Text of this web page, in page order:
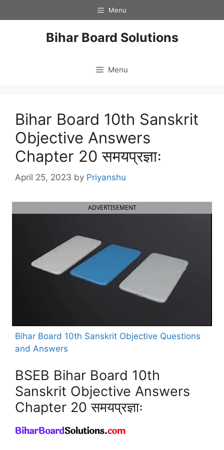
to
Menu
Bihar Board Solutions
Menu
Bihar Board 10th Sanskrit
Objective Answers
Chapter 20 समयप्रज्ञाः
April 25, 2023 by Priyanshu
ADVERTISEMENT
Bihar Board 10th Sanskrit Objective Questions
and Answers
BSEB Bihar Board 10th
Sanskrit Objective Answers
Chapter 20 समयप्रज्ञाः